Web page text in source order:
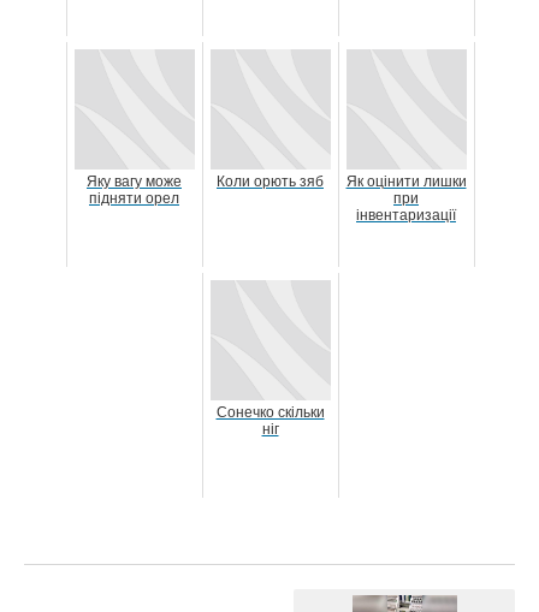
Яку вагу може
підняти орел
Коли орють зяб
Як оцінити лишки
при
інвентаризації
Сонечко скільки
ніг